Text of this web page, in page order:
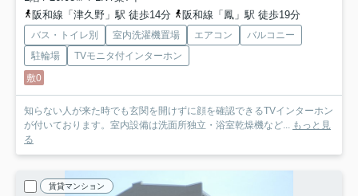
阪和線「津久野」駅 徒歩14分
阪和線「鳳」駅 徒歩19分
バス・トイレ別 室内洗濯機置場 エアコン
バルコニー
駐輪場
TVモニタ付インターホン
敷0
知らない人が来た時でも玄関を開けずに顔を確認できるTVインターホン
が付いております。室内設備は洗面所独立・浴室乾燥機など...
もっと見
る
賃貸マンション